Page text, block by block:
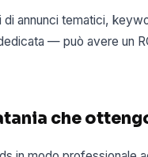
annunci tematici,
— può avere un
che